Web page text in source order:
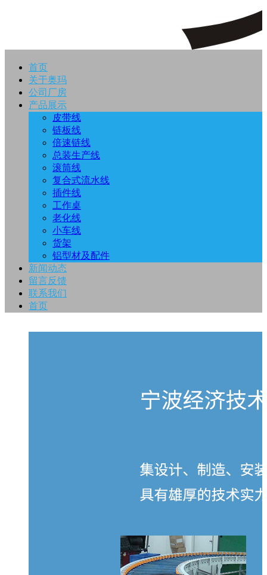
首页
关于奥玛
公司厂房
产品展示
皮带线
链板线
倍速链线
总装生产线
滚筒线
复合式流水线
插件线
工作桌
老化线
小车线
货架
铝型材及配件
新闻动态
留言反馈
联系我们
首页